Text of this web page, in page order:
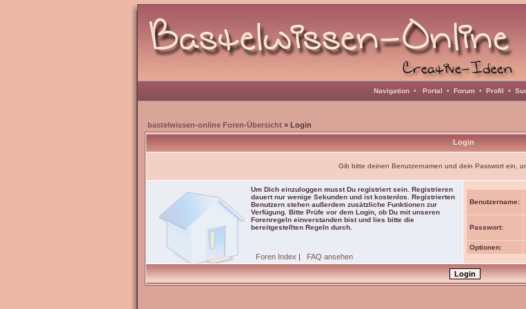
Navigation • Portal • Forum • Profil •
bastelwissen-online Foren-Übersicht » Login
Login
Gib bitte deinen Benutzernamen und dein Passwort ein,
Um Dich einzuloggen musst Du registriert sein. Registrieren
dauert nur wenige Sekunden und ist kostenlos. Registrierten
Benutzern stehen außerdem zusätzliche Funktionen zur
Verfügung. Bitte Prüfe vor dem Login, ob Du mit unseren
Forenregeln einverstanden bist und lies bitte die
bereitgestellten Regeln durch.
Foren Index | FAQ ansehen
Benutzername:
Passwort:
Optionen: